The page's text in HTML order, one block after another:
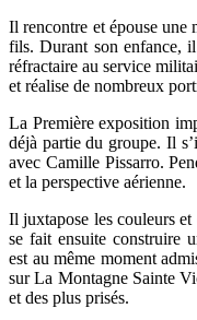
Il rencontre et épouse une
fils. Durant son enfance,
réfractaire au service
et réalise de nombreux
La Première exposition
déjà partie du groupe. Il
avec Camille Pissarro.
et la perspective aérienne.
Il juxtapose les couleurs
se fait ensuite construire
est au même moment
sur La Montagne Sainte
et des plus prisés.